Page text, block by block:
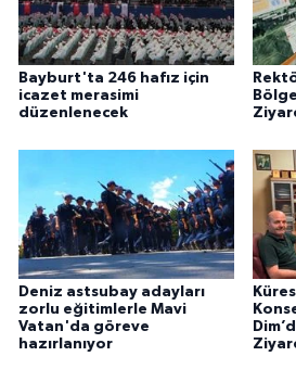
Bayburt'ta 246 hafız için
icazet merasimi
düzenlenecek
Deniz astsubay adayları
zorlu eğitimlerle Mavi
Vatan'da göreve
hazırlanıyor